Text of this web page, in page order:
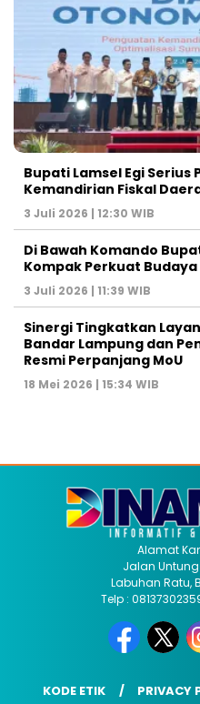
Bupati Lamsel Egi
Kemandirian Fiskal
3 Juli 2026 | 12:30 WIB
Di Bawah Komando
Kompak Perkuat
3 Juli 2026 | 11:39 WIB
Sinergi Tingkatkan
Bandar Lampung dan
Resmi Perpanjang MoU
18 Mei 2026 | 15:34 WIB
Alamat
Jalan Untung
Labuhan Ratu,
Telp :
KODE ETIK PRIVACY